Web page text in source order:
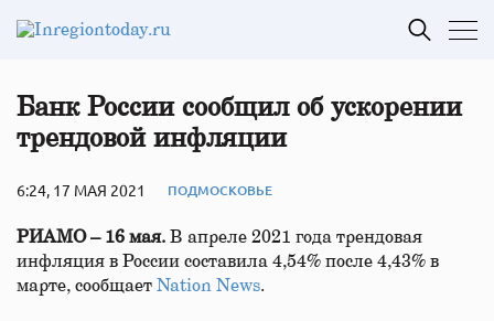
Банк России сообщил об ускорении
трендовой инфляции
6:24, 17 МАЯ 2021 ПОДМОСКОВЬЕ
РИАМО – 16 мая. В апреле 2021 года трендовая
инфляция в России составила 4,54% после 4,43% в
марте, сообщает Nation News.